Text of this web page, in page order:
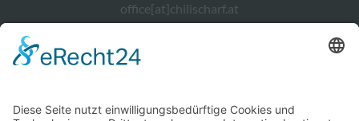
office[at]chilischarf.at
+43 1 2367544